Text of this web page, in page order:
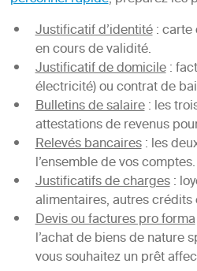
Justificatif d’identité: carte
en cours de validité.
Justificatif de domicile:
électricité) ou contrat de
Bulletins de salaire: les
attestations de revenus
Relevés bancaires: les
l’ensemble de vos comptes.
Justificatifs de charges:
alimentaires, autres crédits
Devis ou factures pro forma
l’achat de biens de nature
vous souhaitez un prêt